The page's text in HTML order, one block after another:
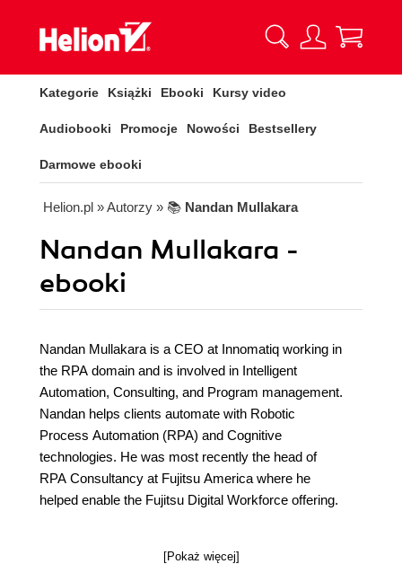
Kategorie Książki Ebooki Kursy video
Audiobooki Promocje Nowości Bestsellery
Darmowe ebooki
Helion.pl » Autorzy » 📚 Nandan Mullakara
Nandan Mullakara -
ebooki
Nandan Mullakara is a CEO at Innomatiq working in
the RPA domain and is involved in Intelligent
Automation, Consulting, and Program management.
Nandan helps clients automate with Robotic
Process Automation (RPA) and Cognitive
technologies. He was most recently the head of
RPA Consultancy at Fujitsu America where he
helped enable the Fujitsu Digital Workforce offering.
[Pokaż więcej]